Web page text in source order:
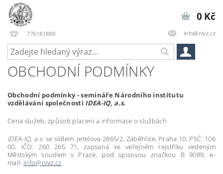
776181888 info@nivz.cz
0 Kč
OBCHODNÍ PODMÍNKY
Obchodní podmínky - semináře Národního institutu
vzdělávání společnosti IDEA-IQ, a.s.
Cena služeb, způsob placení a informace o službách
IDEA-IQ, a.s. se sídlem: Jetelova 2865/2, Záběhlice, Praha 10, PSČ: 106
00, IČO: 260 265 71, zapsaná ve veřejném rejstříku vedeným
Městským soudem v Praze, pod spisovou značkou B 9089, e-
mail: info@nivz.cz